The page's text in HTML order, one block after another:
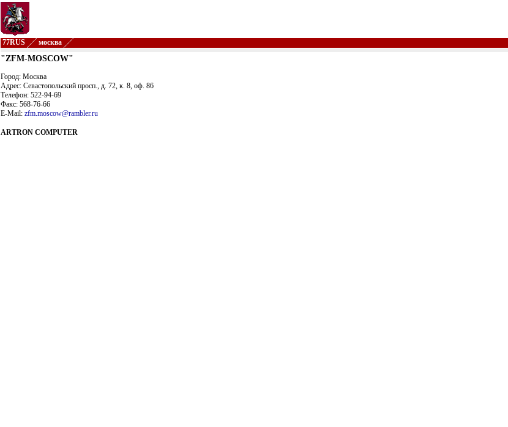
77RUS москва
"ZFM-MOSCOW"
Город: Москва
Адрес: Севастопольский просп., д. 72, к. 8, оф. 86
Телефон: 522-94-69
Факс: 568-76-66
E-Mail: zfm.moscow@rambler.ru
ARTRON COMPUTER